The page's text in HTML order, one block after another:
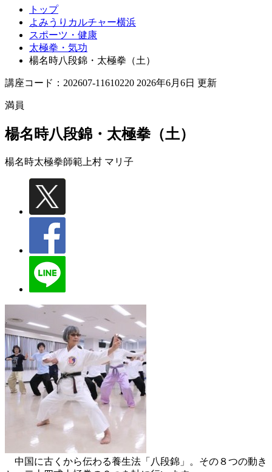
トップ
よみうりカルチャー横浜
スポーツ・健康
太極拳・気功
楊名時八段錦・太極拳（土）
講座コード：202607-11610220 2026年6月6日 更新
満員
楊名時八段錦・太極拳（土）
楊名時太極拳師範 上村 マリ子
中国に古くから伝わる養生法「八段錦」。その８つの動き